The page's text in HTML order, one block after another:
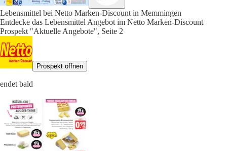
Lebensmittel bei Netto Marken-Discount in Memmingen
Entdecke das Lebensmittel Angebot im Netto Marken-Discount
Prospekt "Aktuelle Angebote", Seite 2
Prospekt öffnen
endet bald